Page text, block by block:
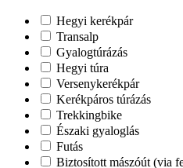
Hegyi kerékpár
Transalp
Gyalogtúrázás
Hegyi túra
Versenykerékpár
Kerékpáros túrázás
Trekkingbike
Északi gyaloglás
Futás
Biztosított mászóút (via